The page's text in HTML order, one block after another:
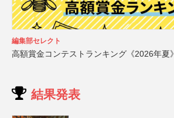
編集部セレクト
高額賞金コンテストランキング《2026年夏》
結果発表